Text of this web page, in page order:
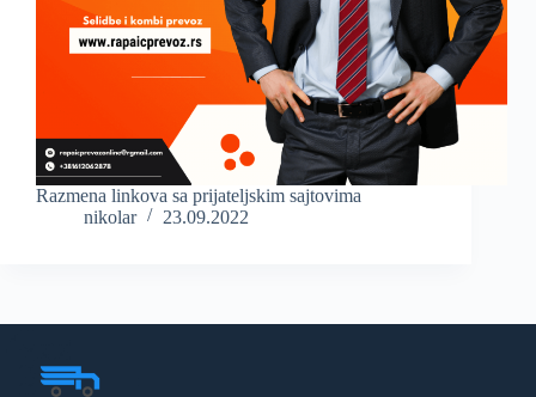
Razmena linkova sa prijateljskim sajtovima
nikolar
23.09.2022